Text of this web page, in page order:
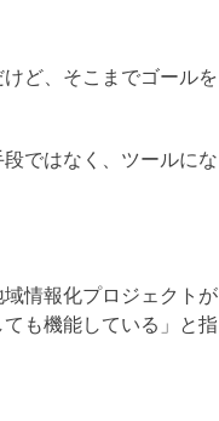
ど、そこまでゴールを
ではなく、ツールにな
情報化プロジェクトが
も機能している」と指